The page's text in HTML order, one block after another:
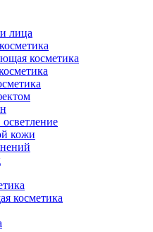
лица
косметика
кожи
косметика